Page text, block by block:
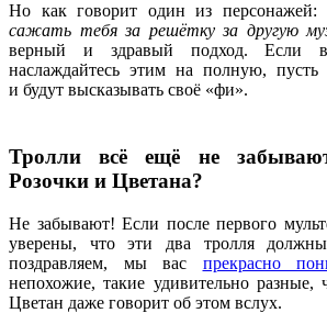
Но как говорит один из персонажей:
сажать тебя за решётку за другую
верный и здравый подход. Если
наслаждайтесь этим на полную,
и будут высказывать своё «фи».
Тролли всё ещё не
Розочки и Цветана?
Не забывают! Если после первого
уверены, что эти два тролля
поздравляем, мы вас прекрасно
непохожие, такие удивительно разные,
Цветан даже говорит об этом вслух.